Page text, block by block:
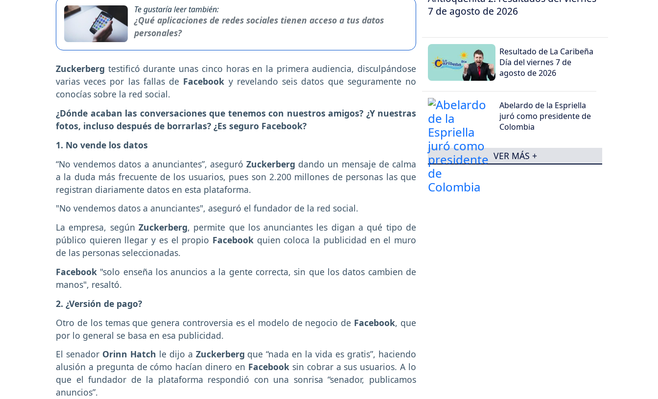
Te gustaría leer también:
¿Qué aplicaciones de redes sociales tienen acceso a tus datos
personales?
Zuckerberg testificó durante unas cinco horas en la primera audiencia, disculpándose
varias veces por las fallas de Facebook y revelando seis datos que seguramente no
conocías sobre la red social.
¿Dónde acaban las conversaciones que tenemos con nuestros amigos? ¿Y nuestras
fotos, incluso después de borrarlas? ¿Es seguro Facebook?
1. No vende los datos
“No vendemos datos a anunciantes”, aseguróZuckerberg dando un mensaje de calma
a la duda más frecuente de los usuarios, pues son 2.200 millones de personas las que
registran diariamente datos en esta plataforma.
"No vendemos datos a anunciantes", aseguró el fundador de la red social.
La empresa, según Zuckerberg, permite que los anunciantes les digan a qué tipo de
público quieren llegar y es el propio Facebook quien coloca la publicidad en el muro
de las personas seleccionadas.
Facebook "solo enseña los anuncios a la gente correcta, sin que los datos cambien de
manos", resaltó.
2. ¿Versión de pago?
Otro de los temas que genera controversia es el modelo de negocio de Facebook, que
por lo general se basa en esa publicidad.
El senadorOrinn Hatch le dijo a Zuckerberg que “nada en la vida es gratis”, haciendo
alusión a pregunta de cómo hacían dinero en Facebook sin cobrar a sus usuarios. A lo
que el fundador de la plataforma respondió con una sonrisa “senador, publicamos
anuncios”.
7 de agosto de 2026
Resultado de La Caribeña
Día del viernes 7 de
agosto de 2026
Abelardo de la Espriella
juró como presidente de
Colombia
VER MÁS +